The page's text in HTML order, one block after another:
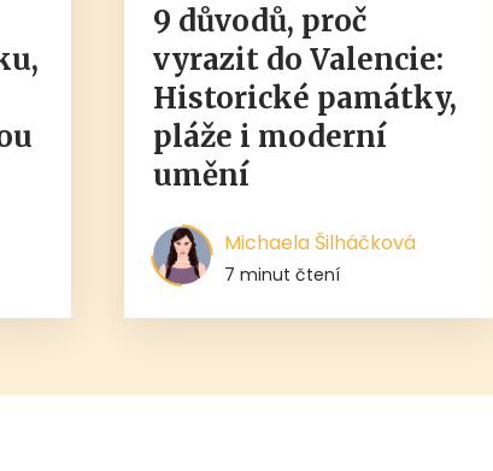
9 důvodů, proč
vyrazit do Valencie:
Historické památky,
pláže i moderní
umění
Michaela Šilháčková
7 minut čtení